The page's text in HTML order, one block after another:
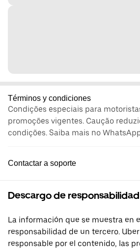
Términos y condiciones
Condições especiais para
promoções vigentes. Caução
condições. Saiba mais no
Contactar a soporte
Descargo de responsabilidad
La información que se muestra en
responsabilidad de un tercero.
responsable por el contenido, las